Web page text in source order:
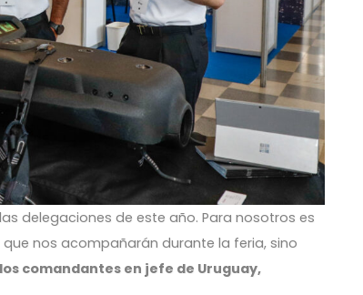
delegaciones de este año. Para nosotros es
nos acompañarán durante la feria, sino
comandantes en jefe de Uruguay,